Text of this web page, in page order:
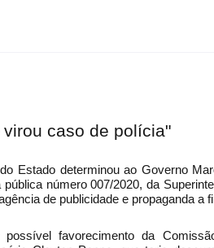
caso de polícia"
Estado determinou ao Governo
número 007/2020, da
de publicidade e propaganda a
favorecimento da